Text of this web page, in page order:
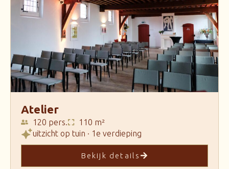
Atelier
120 pers.
110 m²
uitzicht op tuin · 1e verdieping
Bekijk details